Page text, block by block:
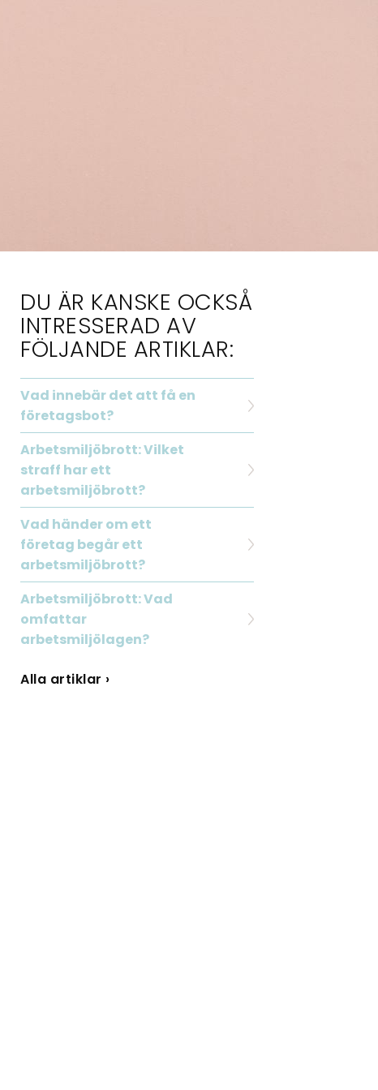
DU ÄR KANSKE OCKSÅ
INTRESSERAD AV
FÖLJANDE ARTIKLAR:
Vad innebär det att få en
företagsbot?
Arbetsmiljöbrott: Vilket
straff har ett
arbetsmiljöbrott?
Vad händer om ett
företag begår ett
arbetsmiljöbrott?
Arbetsmiljöbrott: Vad
omfattar
arbetsmiljölagen?
Alla artiklar ›